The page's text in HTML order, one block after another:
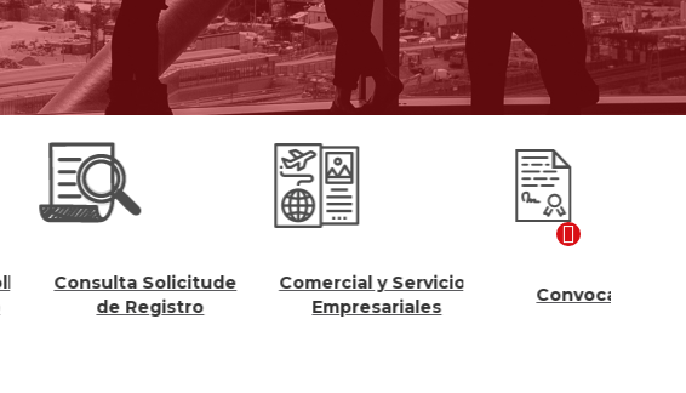
Solicitudes
de Registro
Comercial y Servicios
Empresariales
Convocatorias